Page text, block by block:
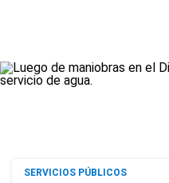
SERVICIOS PÚBLICOS